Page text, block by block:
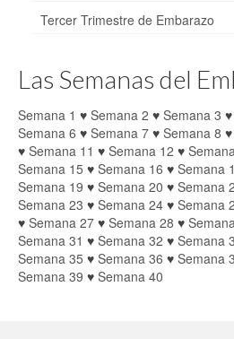
Tercer Trimestre de Embarazo
Las Semanas del
Semana 1 ♥ Semana 2 ♥ Semana 3 ♥
Semana 6 ♥ Semana 7 ♥ Semana 8 ♥
♥ Semana 11 ♥ Semana 12 ♥
Semana 15 ♥ Semana 16 ♥ Semana
Semana 19 ♥ Semana 20 ♥ Semana
Semana 23 ♥ Semana 24 ♥ Semana
♥ Semana 27 ♥ Semana 28 ♥
Semana 31 ♥ Semana 32 ♥ Semana
Semana 35 ♥ Semana 36 ♥ Semana
Semana 39 ♥ Semana 40